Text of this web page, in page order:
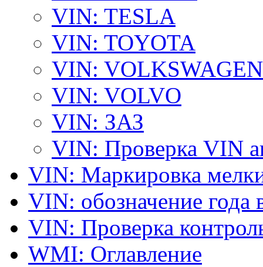
VIN: TESLA
VIN: TOYOTA
VIN: VOLKSWAGEN
VIN: VOLVO
VIN: ЗАЗ
VIN: Проверка VIN
VIN: Маркировка
VIN: обозначение года
VIN: Проверка
WMI: Оглавление